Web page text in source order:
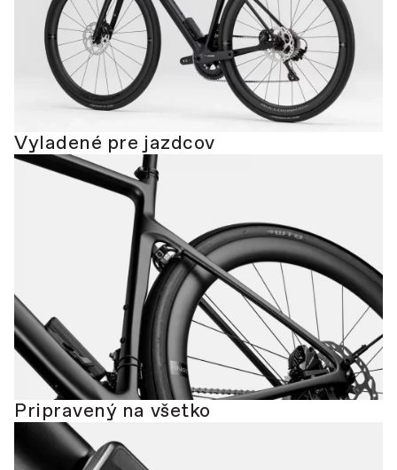
Vyladené pre jazdcov
Pripravený na všetko